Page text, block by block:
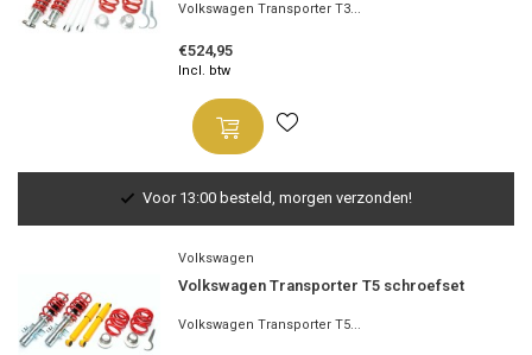
Volkswagen Transporter T3...
€524,95
Incl. btw
Voor 13:00 besteld, morgen verzonden!
Volkswagen
Volkswagen Transporter T5 schroefset
Volkswagen Transporter T5...